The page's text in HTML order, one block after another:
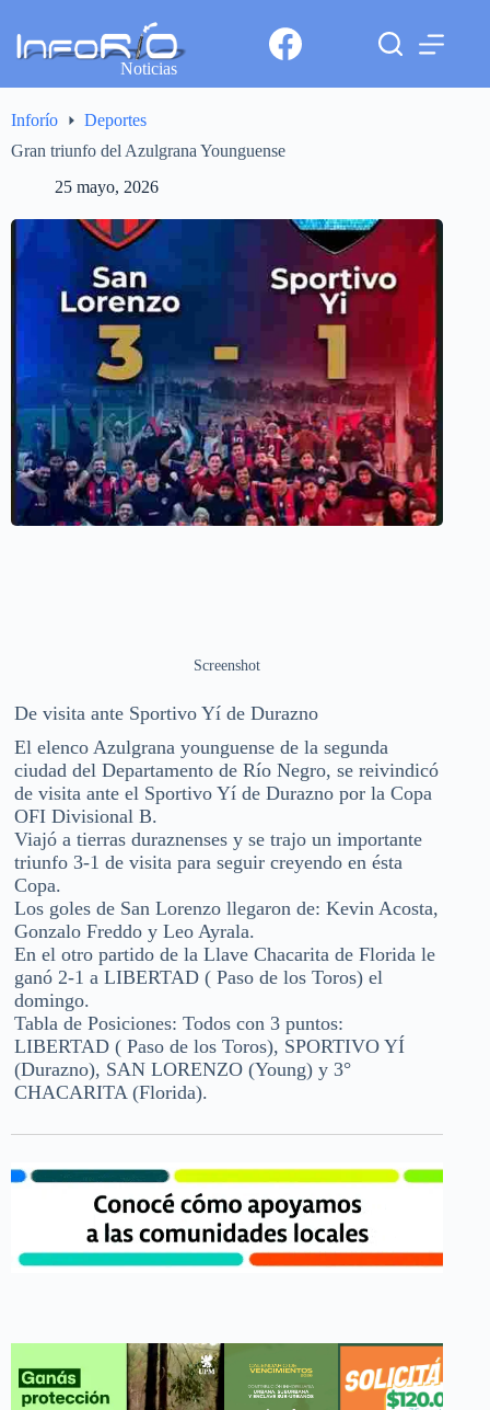
Noticias
Inforío
Deportes
Gran triunfo del Azulgrana Younguense
25 mayo, 2026
Screenshot
De visita ante Sportivo Yí de Durazno
El elenco Azulgrana younguense de la segunda
ciudad del Departamento de Río Negro, se reivindicó
de visita ante el Sportivo Yí de Durazno por la Copa
OFI Divisional B.
Viajó a tierras duraznenses y se trajo un importante
triunfo 3-1 de visita para seguir creyendo en ésta
Copa.
Los goles de San Lorenzo llegaron de: Kevin Acosta,
Gonzalo Freddo y Leo Ayrala.
En el otro partido de la Llave Chacarita de Florida le
ganó 2-1 a LIBERTAD ( Paso de los Toros) el
domingo.
Tabla de Posiciones: Todos con 3 puntos:
LIBERTAD ( Paso de los Toros), SPORTIVO YÍ
(Durazno), SAN LORENZO (Young) y 3°
CHACARITA (Florida).